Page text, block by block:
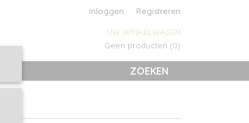
Inloggen Registreren
UW WINKELWAGEN
Geen producten (0)
ZOEKEN